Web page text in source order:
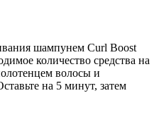
шампунем Curl Boost
количество средства на
волосы и
на 5 минут, затем